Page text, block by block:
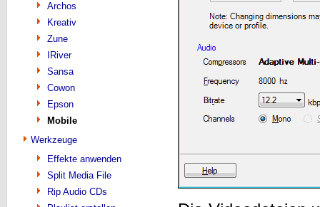
Archos
Kreativ
Zune
IRiver
Sansa
Cowon
Epson
Mobile
Werkzeuge
Effekte anwenden
Split Media File
Rip Audio CDs